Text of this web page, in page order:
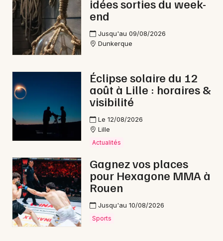
Sorties & loisirs
Nuit des Musées en Nord-Pas-de-Calais
Newsletter des sorties
Actus dans le Nord
Magazine dans le Nord
idées sorties du week-
end
Jusqu'au 09/08/2026
Dunkerque
Éclipse solaire du 12
août à Lille : horaires &
visibilité
Le 12/08/2026
Lille
Actualités
Gagnez vos places
pour Hexagone MMA à
Rouen
Jusqu'au 10/08/2026
Sports